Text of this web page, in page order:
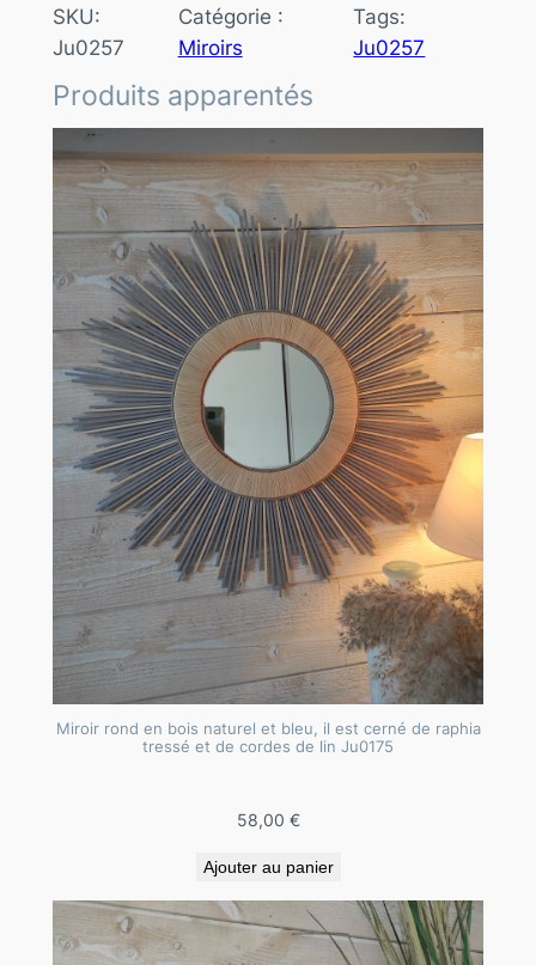
SKU:
Ju0257
Catégorie :
Miroirs
Tags:
Ju0257
Produits apparentés
Miroir rond en bois naturel et bleu, il est cerné de raphia
tressé et de cordes de lin Ju0175
58,00 €
Ajouter au panier